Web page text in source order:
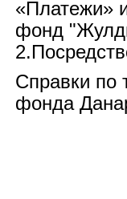
«Платежи»
фонд
Справки по
фонда